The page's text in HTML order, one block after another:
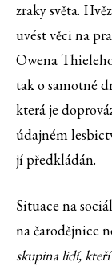
zraky světa.
uvést věci na
Owena
tak o samotné
která je
údajném
jí předkládán.
Situace na
na čarodějnice
skupina lidí, kteří